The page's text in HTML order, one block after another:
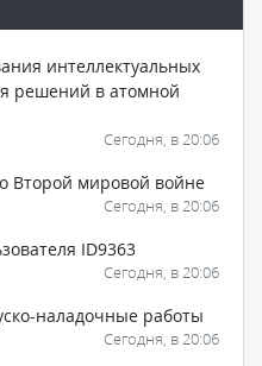
интеллектуальных
решений в атомной
Сегодня, в 20:06
Второй мировой войне
Сегодня, в 20:06
ID9363
Сегодня, в 20:06
наладочные работы
Сегодня, в 20:06